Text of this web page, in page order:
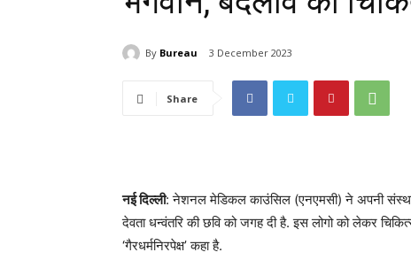
By Bureau 3 December 2023
Share
नई दिल्ली: नेशनल मेडिकल काउंसिल (एनएमसी) ने अपनी संस्था
देवता धन्वंतरि की छवि को जगह दी है. इस लोगो को लेकर
‘गैरधर्मनिरपेक्ष’ कहा है.